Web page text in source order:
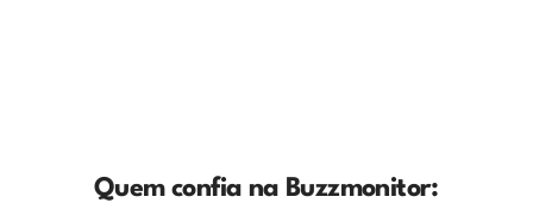
Quem confia na Buzzmonitor: